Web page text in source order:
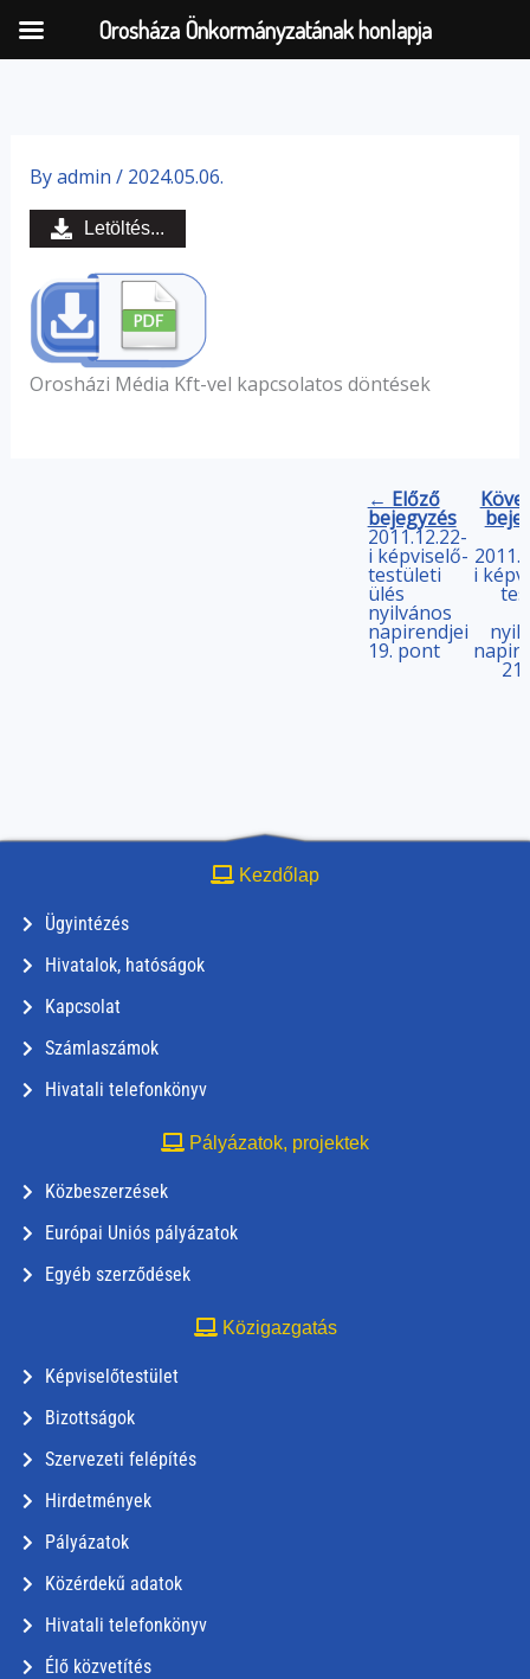
content
Byadmin / 2024.05.06.
Orosházi Média Kft-vel kapcsolatos döntések
Letöltés...
← Előző
bejegyzés
2011.12.22-
i képviselő-
testületi
ülés
nyilvános
napirendjei
19. pont
i
Kezdőlap
Ügyintézés
Hivatalok, hatóságok
Kapcsolat
Számlaszámok
Hivatali telefonkönyv
Pályázatok, projektek
Közbeszerzések
Európai Uniós pályázatok
Egyéb szerződések
Közigazgatás
Képviselőtestület
Bizottságok
Szervezeti felépítés
Hirdetmények
Pályázatok
Közérdekű adatok
Hivatali telefonkönyv
Élő közvetítés
Orosháza Önkormányzatának honlapja